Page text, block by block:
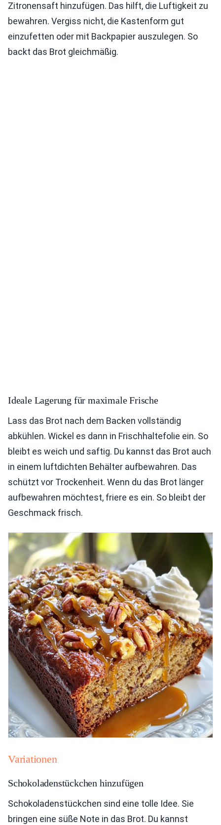
Zitronensaft hinzufügen. Das hilft, die Luftigkeit zu
bewahren. Vergiss nicht, die Kastenform gut
einzufetten oder mit Backpapier auszulegen. So
backt das Brot gleichmäßig.
Ideale Lagerung für maximale Frische
Lass das Brot nach dem Backen vollständig
abkühlen. Wickel es dann in Frischhaltefolie ein. So
bleibt es weich und saftig. Du kannst das Brot auch
in einem luftdichten Behälter aufbewahren. Das
schützt vor Trockenheit. Wenn du das Brot länger
aufbewahren möchtest, friere es ein. So bleibt der
Geschmack frisch.
Variationen
Schokoladenstückchen hinzufügen
Schokoladenstückchen sind eine tolle Idee. Sie
bringen eine süße Note in das Brot. Du kannst